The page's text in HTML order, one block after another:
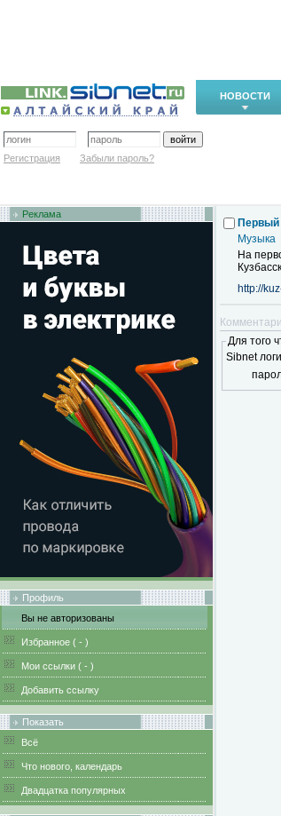
НОВОСТИ
Регистрация Забыли пароль?
Реклама
Профиль
Вы не авторизованы
Избранное ( - )
Мои ссылки ( - )
Добавить ссылку
Показать
Всё
Что нового, календарь
Двадцатка популярных
Первый
Музыка
На
http://
Для того
Sibnet